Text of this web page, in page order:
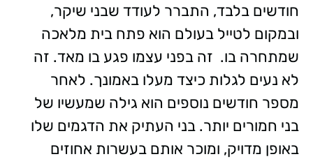
חודשים בלבד, התברר לעודד שבני שיקר,
ובמקום לטייל בעולם הוא פתח בית מלאכה
שמתחרה בו. זה בפני עצמו פגע בו מאד. זה
לא נעים לגלות כיצד מעלו באמונך. לאחר
מספר חודשים נוספים הוא גילה שמעשיו של
בני חמורים יותר. בני העתיק את הדגמים שלו
באופן מדויק, ומוכר אותם בעשרות אחוזים